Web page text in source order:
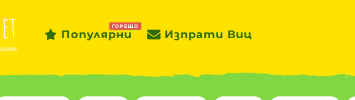
Популярни
ГОРЕЩО
Изпрати Виц